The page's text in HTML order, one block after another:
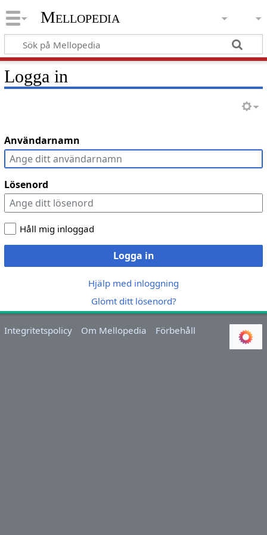
Mellopedia
Logga in
Användarnamn
Lösenord
Håll mig inloggad
Logga in
Hjälp med inloggning
Glömt ditt lösenord?
Integritetspolicy Om Mellopedia Förbehåll